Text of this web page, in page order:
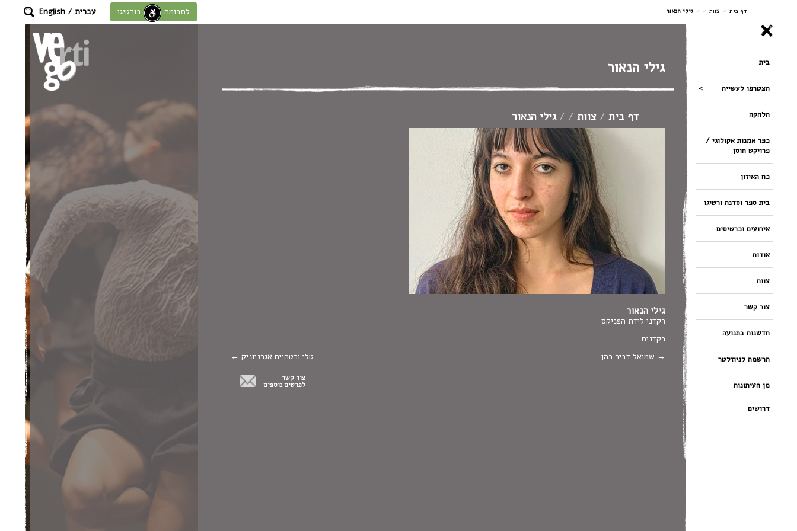
דף בית > צוות >
> גילי הנאור לתרומה לחוסן בורטיגו עברית /
English
בית
הצטרפו לעשייה
הלהקה
כפר אמנות אקולוגי /
פרויקט חוסן
כח האיזון
בית ספר וסדנת ורטיגו
אירועים וכרטיסים
אודות
צוות
צור קשר
חדשנות בתנועה
הרשמה לניוזלטר
מן העיתונות
דרושים
גילי הנאור
דף בית / צוות /
/ גילי הנאור
גילי הנאור
רקדני לידת הפניקס
רקדנית
שמואל דביר כהן
טלי ורטהיים אגרניוניק
צור קשר
לפרטים נוספים